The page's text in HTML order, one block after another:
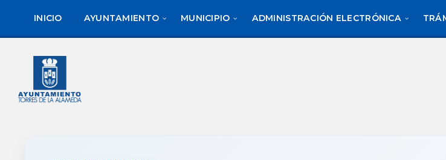
contenido
de
INICIO AYUNTAMIENTO MUNICIPIO ADMINISTRACIÓN ELECTRÓNICA